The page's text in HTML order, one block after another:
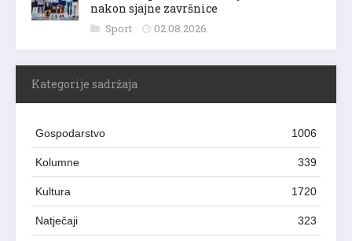
nakon sjajne završnice
Sport 02.08.2026.
Kategorije sadržaja
Gospodarstvo 1006
Kolumne 339
Kultura 1720
Natječaji 323